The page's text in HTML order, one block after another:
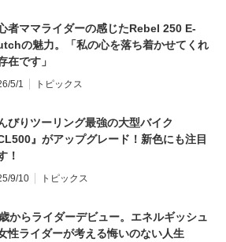
者ママライダーの感じたRebel 250 E-
の魅力。「私の心を落ち着かせてくれ
在です」
5/1 トピックス
びりツーリング最強の大型バイク
CL500』がアップグレード！新色にも注目
！
9/10 トピックス
からライダーデビュー。エネルギッシュ
性ライダーが考える悔いのない人生